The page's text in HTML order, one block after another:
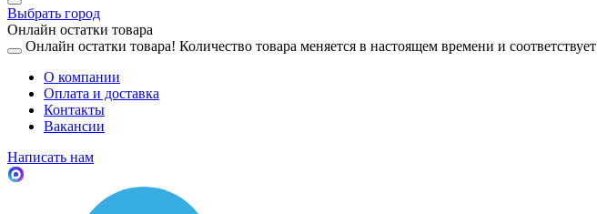
Выбрать город
Онлайн остатки товара
Онлайн остатки товара! Количество товара меняется в настоящем времени и
О компании
Оплата и доставка
Контакты
Вакансии
Написать нам